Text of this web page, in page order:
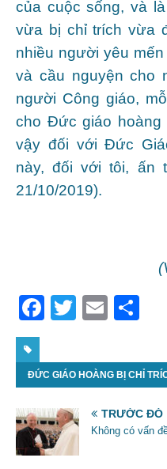
của cuộc sống, và
vừa bị chỉ trích vừa
nhiều người yêu
và cầu nguyện cho
người Công giáo,
cho Đức giáo
vậy đối với Đức
này, đối với tôi, ấn
21/10/2019).
F
c
e
b
o
o
T
itt
er
E
ai
l
ar
e
ĐỨC GIÁO HOÀNG BỊ CHỈ
TRƯỚC ĐÓ
Không có vấn